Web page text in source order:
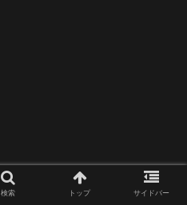
検索 トップ サイドバー